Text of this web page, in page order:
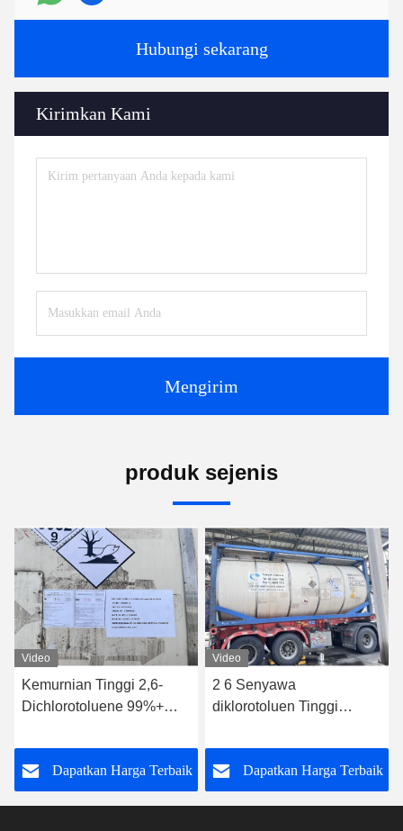
Hubungi sekarang
Kirimkan Kami
Mengirim
produk sejenis
Video
Kemurnian Tinggi 2,6-
Dichlorotoluene 99%+
Bahan Antara Agrokimia
& Farmasi
Dapatkan Harga Terbaik
Video
2 6 Senyawa
diklorotoluen Tinggi
kimia dan produksi
intermediet farmasi
Dapatkan Harga Terbaik